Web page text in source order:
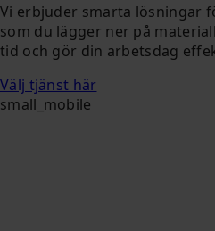
Vi erbjuder smarta lösningar
som du lägger ner på
tid och gör din arbetsdag
Välj tjänst här